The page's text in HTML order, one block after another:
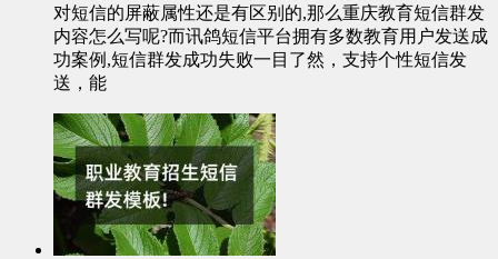
对短信的屏蔽属性还是有区别的,那么重庆教育短信群发
内容怎么写呢?而讯鸽短信平台拥有多数教育用户发送成
功案例,短信群发成功失败一目了然，支持个性短信发
送，能